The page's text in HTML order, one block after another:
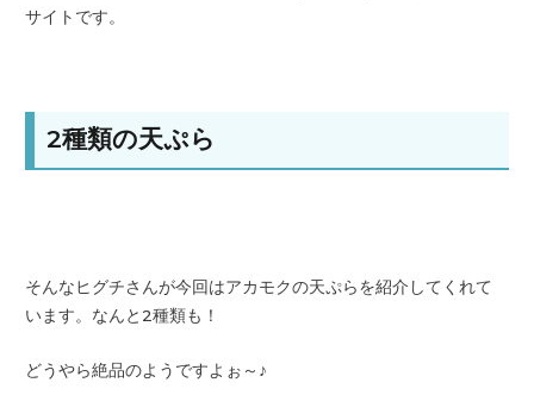
サイトです。
2種類の天ぷら
そんなヒグチさんが今回はアカモクの天ぷらを紹介してくれて
います。なんと2種類も！
どうやら絶品のようですよぉ～♪